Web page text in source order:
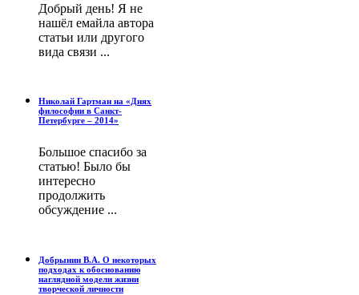
Добрый день! Я не
нашёл емайла автора
статьи или другого
вида связи ...
Николай Гартман на «Днях
философии в Санкт-
Петербурге – 2014»
Большое спасибо за
статью! Было бы
интересно
продолжить
обсуждение ...
Добрынин В.А. О некоторых
подходах к обоснованию
наглядной модели жизни
творческой личности